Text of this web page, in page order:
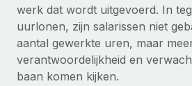
Zzp'ers internationaal onboarden
PEO
Ingewikkelde HR-taken
GROEIFASE
Start-ups
Flexibele global HR en payroll
Betalingscalculator voor
Ontdek valuta-opties en
internationale zzp'ers
Nederlands
Français
Inloggen
werk dat wordt uitgevoerd. In
uurlonen, zijn salarissen niet
aantal gewerkte uren, maar
verantwoordelijkheid en
baan komen kijken.